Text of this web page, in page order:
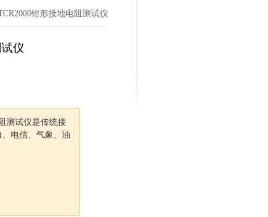
钳形接地电阻测试仪
仪
测试仪是传统接
电信、气象、油